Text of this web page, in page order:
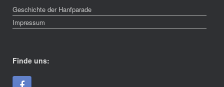
Geschichte der Hanfparade
Impressum
Finde uns: